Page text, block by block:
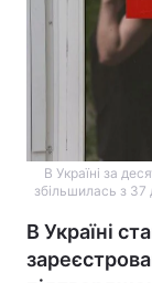
В Україні за
збільшилась з
В Україні